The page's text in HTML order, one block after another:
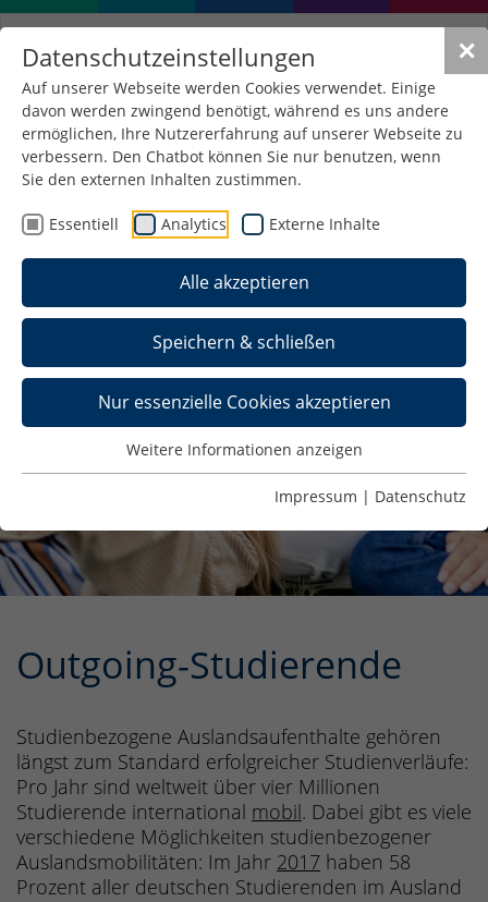
✕
Datenschutzeinstellungen
Auf unserer Webseite werden Cookies verwendet. Einige
davon werden zwingend benötigt, während es uns andere
ermöglichen, Ihre Nutzererfahrung auf unserer Webseite zu
verbessern. Den Chatbot können Sie nur benutzen, wenn
Sie den externen Inhalten zustimmen.
Essentiell Analytics Externe Inhalte
Alle akzeptieren
Speichern & schließen
Nur essenzielle Cookies akzeptieren
Weitere Informationen anzeigen
Impressum | Datenschutz
Outgoing-Studierende
Studienbezogene Auslandsaufenthalte gehören
längst zum Standard erfolgreicher Studienverläufe:
Pro Jahr sind weltweit über vier Millionen
Studierende international mobil. Dabei gibt es viele
verschiedene Möglichkeiten studienbezogener
Auslandsmobilitäten: Im Jahr 2017 haben 58
Prozent aller deutschen Studierenden im Ausland